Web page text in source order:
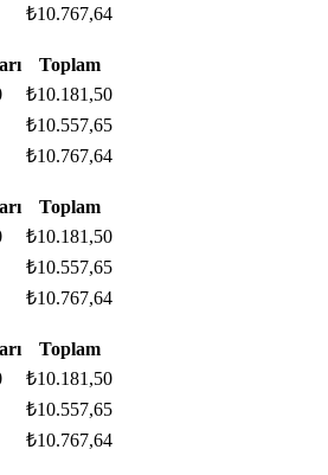
₺10.767,64
Toplam
₺10.181,50
₺10.557,65
₺10.767,64
Toplam
₺10.181,50
₺10.557,65
₺10.767,64
Toplam
₺10.181,50
₺10.557,65
₺10.767,64